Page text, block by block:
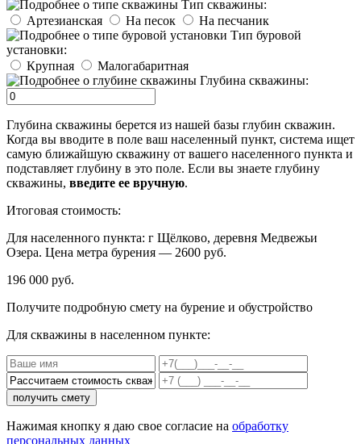
Тип скважины:
Артезианская
На песок
На песчаник
Тип буровой
установки:
Крупная
Малогабаритная
Глубина скважины:
Глубина скважины берется из нашей базы глубин скважин.
Когда вы вводите в поле ваш населенный пункт, система ищет
самую ближайшую скважину от вашего населенного пункта и
подставляет глубину в это поле. Если вы знаете глубину
скважины, введите ее вручную.
Итоговая стоимость:
Для населенного пункта: г Щёлково, деревня Медвежьи
Озера. Цена метра бурения — 2600 руб.
196 000 руб.
Получите подробную смету на бурение и обустройство
Для скважины в населенном пункте:
получить смету
Нажимая кнопку я даю свое согласие на обработку
персональных данных